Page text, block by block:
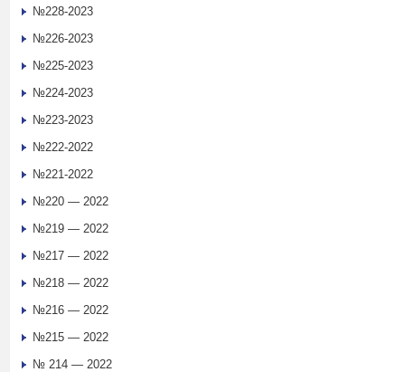
№228-2023
№226-2023
№225-2023
№224-2023
№223-2023
№222-2022
№221-2022
№220 — 2022
№219 — 2022
№217 — 2022
№218 — 2022
№216 — 2022
№215 — 2022
№ 214 — 2022